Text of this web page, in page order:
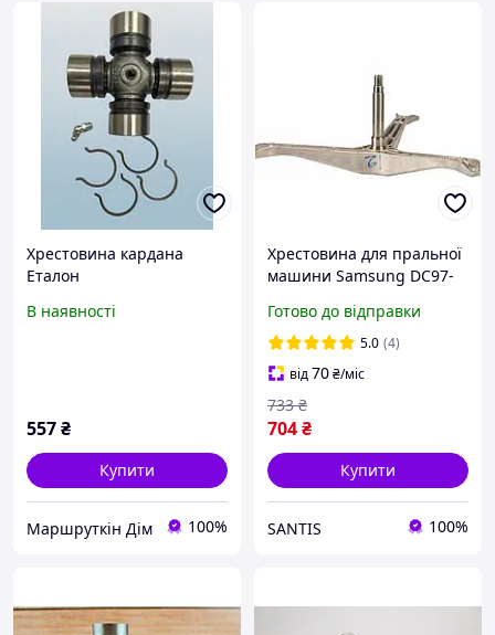
Хрестовина кардана
Еталон
В наявності
557₴
Купити
Маршруткін Дім 100%
Хрестовина для пральної
машини Samsung DC97-
Готово до відправки
5.0 (4)
від70₴/міс
704₴
733 ₴
Купити
SANTIS 100%